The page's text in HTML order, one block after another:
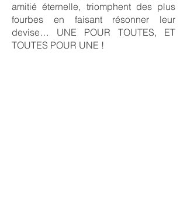
amitié éternelle, triomphent des plus
fourbes en faisant résonner leur
devise… UNE POUR TOUTES, ET
TOUTES POUR UNE !